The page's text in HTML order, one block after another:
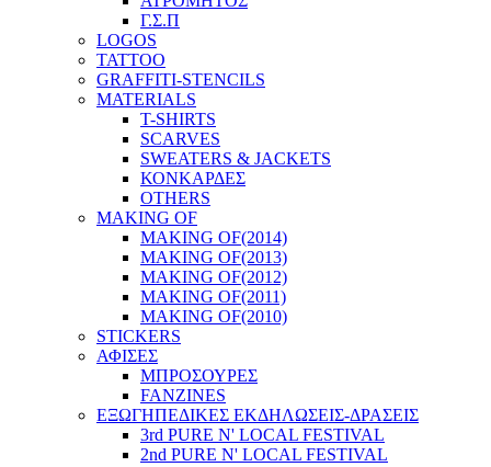
Γ.Σ.Π
LOGOS
TATTOO
GRAFFITI-STENCILS
MATERIALS
T-SHIRTS
SCARVES
SWEATERS & JACKETS
ΚΟΝΚΑΡΔΕΣ
OTHERS
MAKING OF
MAKING OF(2014)
MAKING OF(2013)
MAKING OF(2012)
MAKING OF(2011)
MAKING OF(2010)
STICKERS
ΑΦΙΣΕΣ
ΜΠΡΟΣΟΥΡΕΣ
FANZINES
ΕΞΩΓΗΠΕΔΙΚΕΣ EΚΔΗΛΩΣΕΙΣ-ΔΡΑΣΕΙΣ
3rd PURE N' LOCAL FESTIVAL
2nd PURE N' LOCAL FESTIVAL